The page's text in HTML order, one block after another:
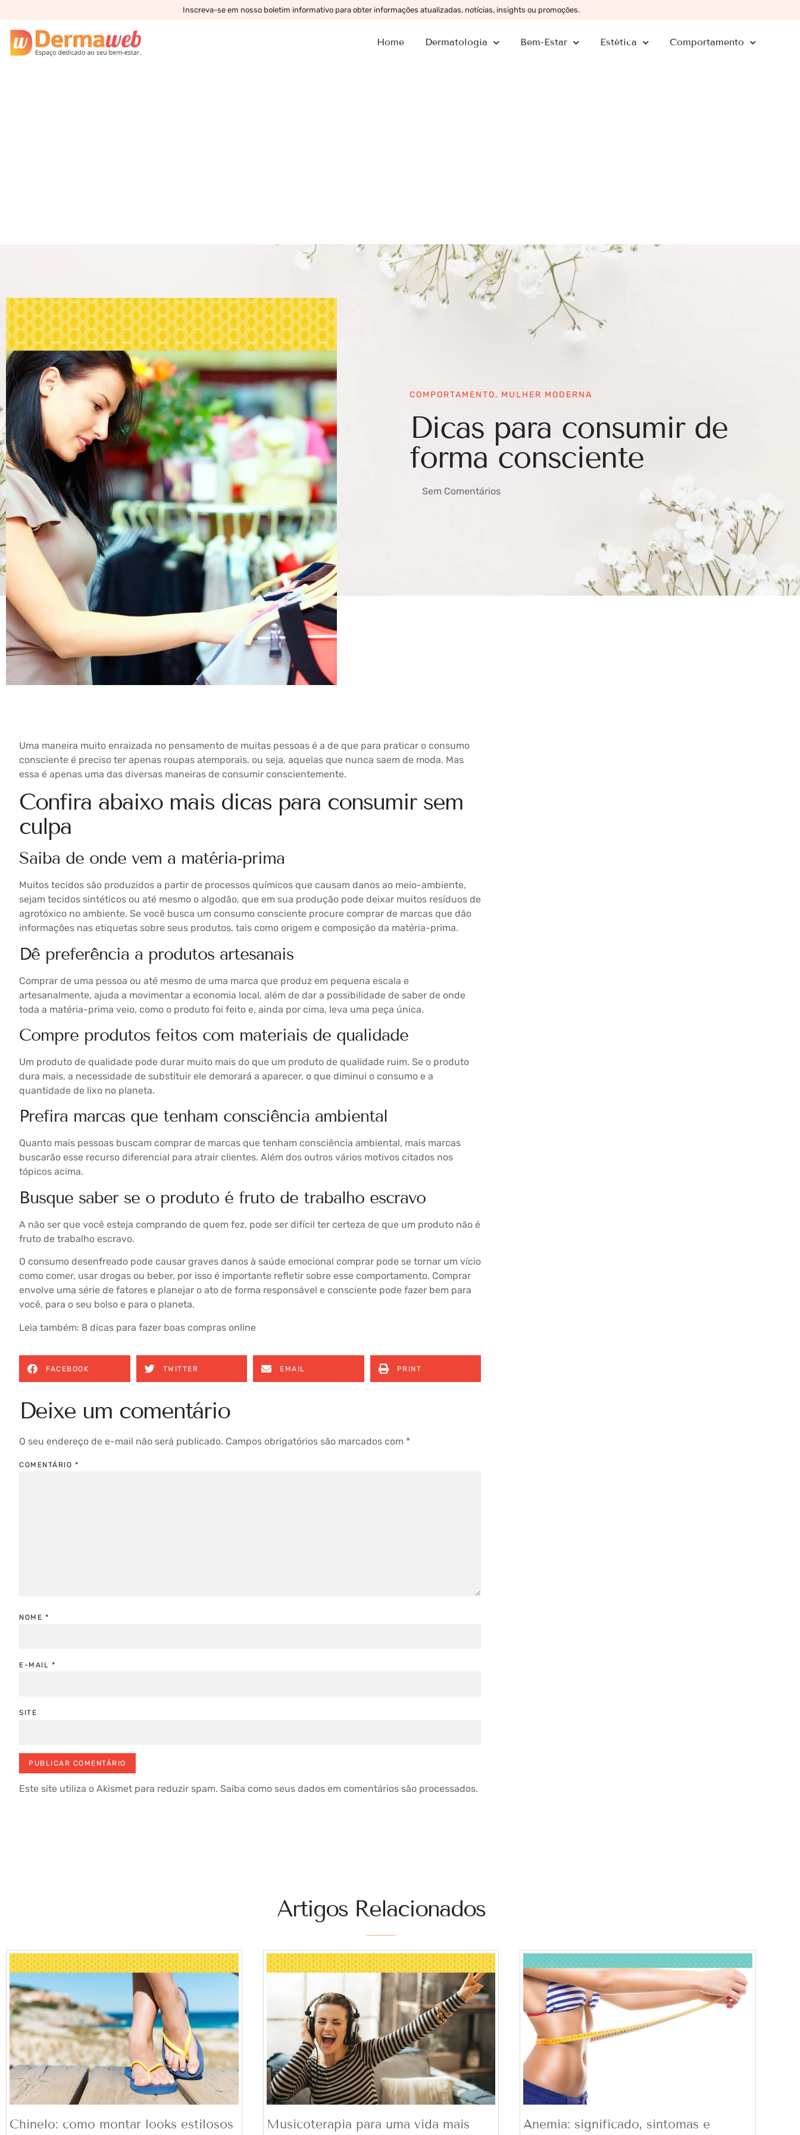
Inscreva-se em nosso boletim informativo para obter informações atualizadas, notícias, insights ou promoções.
Home Dermatologia Bem-Estar Estética Comportamento
COMPORTAMENTO, MULHER MODERNA
Dicas para consumir de
forma consciente
Sem Comentários
Uma maneira muito enraizada no pensamento de muitas pessoas é a de que para praticar o consumo
consciente é preciso ter apenas roupas atemporais, ou seja, aquelas que nunca saem de moda. Mas
essa é apenas uma das diversas maneiras de consumir conscientemente.
Confira abaixo mais dicas para consumir sem
culpa
Saiba de onde vem a matéria-prima
Muitos tecidos são produzidos a partir de processos químicos que causam danos ao meio-ambiente,
sejam tecidos sintéticos ou até mesmo o algodão, que em sua produção pode deixar muitos resíduos de
agrotóxico no ambiente. Se você busca um consumo consciente procure comprar de marcas que dão
informações nas etiquetas sobre seus produtos, tais como origem e composição da matéria-prima.
Dê preferência a produtos artesanais
Comprar de uma pessoa ou até mesmo de uma marca que produz em pequena escala e
artesanalmente, ajuda a movimentar a economia local, além de dar a possibilidade de saber de onde
toda a matéria-prima veio, como o produto foi feito e, ainda por cima, leva uma peça única.
Compre produtos feitos com materiais de qualidade
Um produto de qualidade pode durar muito mais do que um produto de qualidade ruim. Se o produto
dura mais, a necessidade de substituir ele demorará a aparecer, o que diminui o consumo e a
quantidade de lixo no planeta.
Prefira marcas que tenham consciência ambiental
Quanto mais pessoas buscam comprar de marcas que tenham consciência ambiental, mais marcas
buscarão esse recurso diferencial para atrair clientes. Além dos outros vários motivos citados nos
tópicos acima.
Busque saber se o produto é fruto de trabalho escravo
A não ser que você esteja comprando de quem fez, pode ser difícil ter certeza de que um produto não é
fruto de trabalho escravo.
O consumo desenfreado pode causar graves danos à saúde emocional comprar pode se tornar um vício
como comer, usar drogas ou beber, por isso é importante refletir sobre esse comportamento. Comprar
envolve uma série de fatores e planejar o ato de forma responsável e consciente pode fazer bem para
você, para o seu bolso e para o planeta.
Leia também: 8 dicas para fazer boas compras online
FACEBOOK TWITTER EMAIL PRINT
Deixe um comentário
O seu endereço de e-mail não será publicado. Campos obrigatórios são marcados com *
COMENTÁRIO *
NOME *
E-MAIL *
SITE
Este site utiliza o Akismet para reduzir spam. Saiba como seus dados em comentários são processados.
Artigos Relacionados
Chinelo: como montar looks estilosos
Musicoterapia para uma vida mais
Anemia: significado, sintomas e